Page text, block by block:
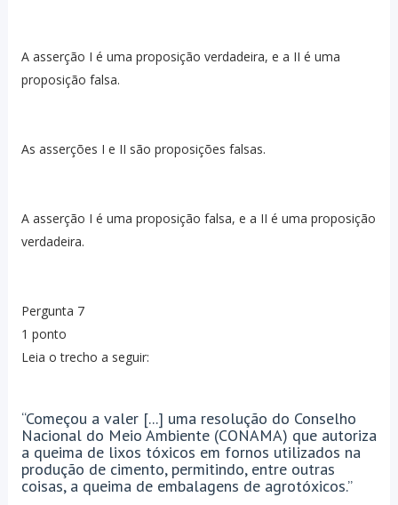
A asserção I é uma proposição verdadeira, e a II é uma
proposição falsa.
As asserções I e II são proposições falsas.
A asserção I é uma proposição falsa, e a II é uma proposição
verdadeira.
Pergunta 7
1 ponto
Leia o trecho a seguir:
“Começou a valer [...] uma resolução do Conselho
Nacional do Meio Ambiente (CONAMA) que autoriza
a queima de lixos tóxicos em fornos utilizados na
produção de cimento, permitindo, entre outras
coisas, a queima de embalagens de agrotóxicos.”